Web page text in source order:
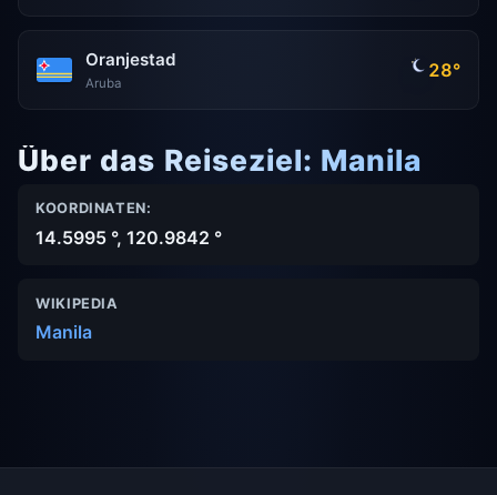
Oranjestad
Aruba
28°
Über das Reiseziel: Manila
KOORDINATEN:
14.5995 °, 120.9842 °
WIKIPEDIA
Manila